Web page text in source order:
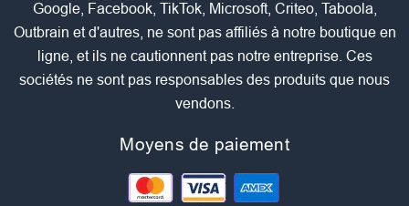
Google, Facebook, TikTok, Microsoft, Criteo, Taboola,
Outbrain et d'autres, ne sont pas affiliés à notre boutique en
ligne, et ils ne cautionnent pas notre entreprise. Ces
sociétés ne sont pas responsables des produits que nous
vendons.
Moyens de paiement